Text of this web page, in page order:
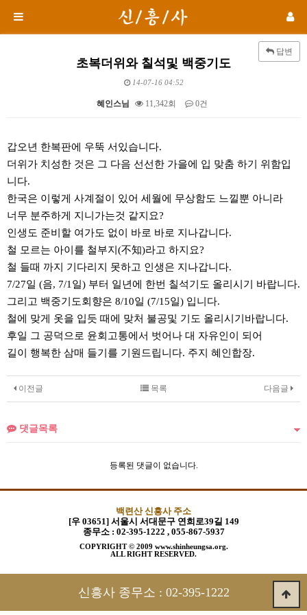
답변
초복더위와 칠석및 백중기도
14-07-16 04:52
혜인스님 11,342회 0건
갑오년 한복판에 우뚝 서있습니다.
더위가 치성한 것은 그 다음 선선한 가을에 입 맞춤 하기 위함입
니다.
한국은 이렇게 사계절이 있어 세월에 무상함도 느낄뿐 아니라
너무 분주하게 지니가는것 같지요?
인생도 준비할 여가도 없이 바로 바로 지나갑니다.
철 모르는 아이를 철부지(不知)라고 하지요?
철 들때 까지 기다리지 못하고 인생은 지나갑니다.
7/27일 (음, 7/1일) 부터 일년에 한번 칠석기도 올리시기 바랍니다.
그리고 백중기도회향은 8/10일 (7/15일) 입니다.
철에 맞게 옷을 입듯 때에 맞처 불공및 기도 올리시기바랍니다.
후일 그 공덕으로 윤회고통에서 벗어나 대 자유인이 되어
길이 행복한 삼매 들기를 기원드립니다. 주지 혜인합장.
이전글 다음글
목록
댓글목록
등록된 댓글이 없습니다.
백련산 신흥사 주소
[우 03651] 서울시 서대문구 연희로39길 149
종무소 : 02-395-1222 , 055-867-5937
COPYRIGHT © 2009 www.shinheungsa.org.
ALL RIGHT RESERVED.
신흥사 종무소 : 02-395-1222